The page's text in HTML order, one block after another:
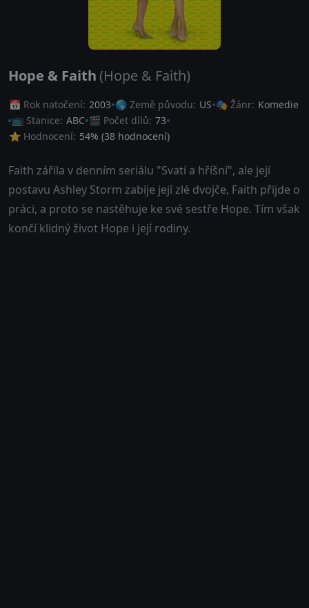
Hope & Faith (Hope & Faith)
📅 Rok natočení: 2003 🌎 Země původu: US 🎭 Žánr: Komedie
📺 Stanice: ABC 🎬 Počet dílů: 73
⭐ Hodnocení: 54% (38 hodnocení)
Faith zářila v denním seriálu "Svatí a hříšní", ale její
postavu Ashley Storm zabije její zlé dvojče, Faith přijde o
práci, a proto se nastěhuje ke své sestře Hope. Tím však
končí klidný život Hope i její rodiny.